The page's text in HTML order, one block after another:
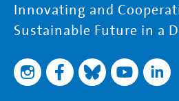
Innovating and
Sustainable Future in a